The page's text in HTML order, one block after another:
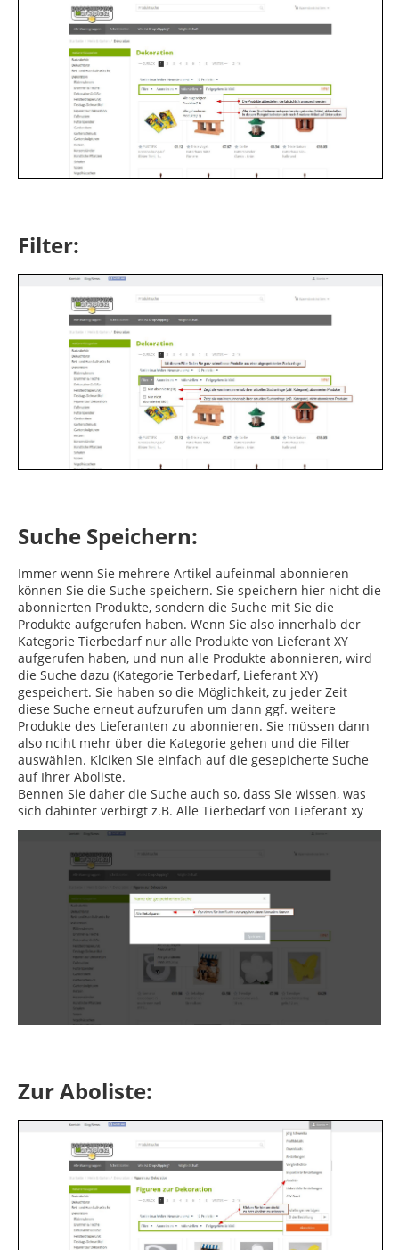
Filter:
Suche Speichern:
Immer wenn Sie mehrere Artikel aufeinmal abonnieren
können Sie die Suche speichern. Sie speichern hier nicht die
abonnierten Produkte, sondern die Suche mit Sie die
Produkte aufgerufen haben. Wenn Sie also innerhalb der
Kategorie Tierbedarf nur alle Produkte von Lieferant XY
aufgerufen haben, und nun alle Produkte abonnieren, wird
die Suche dazu (Kategorie Terbedarf, Lieferant XY)
gespeichert. Sie haben so die Möglichkeit, zu jeder Zeit
diese Suche erneut aufzurufen um dann ggf. weitere
Produkte des Lieferanten zu abonnieren. Sie müssen dann
also nciht mehr über die Kategorie gehen und die Filter
auswählen. Klciken Sie einfach auf die gesepicherte Suche
auf Ihrer Aboliste.
Bennen Sie daher die Suche auch so, dass Sie wissen, was
sich dahinter verbirgt z.B. Alle Tierbedarf von Lieferant xy
Zur Aboliste: